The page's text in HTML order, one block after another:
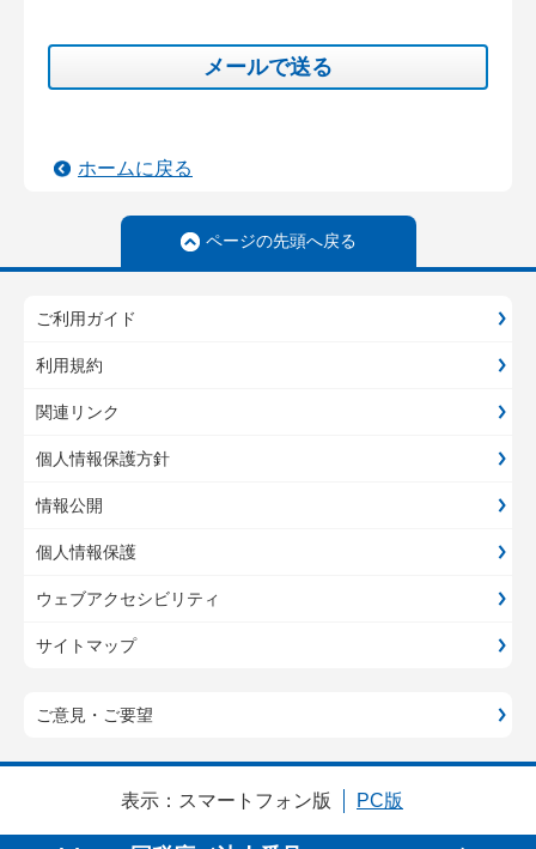
メールで送る
ホームに戻る
ページの先頭へ戻る
ご利用ガイド
利用規約
関連リンク
個人情報保護方針
情報公開
個人情報保護
ウェブアクセシビリティ
サイトマップ
ご意見・ご要望
表示： スマートフォン版 PC版